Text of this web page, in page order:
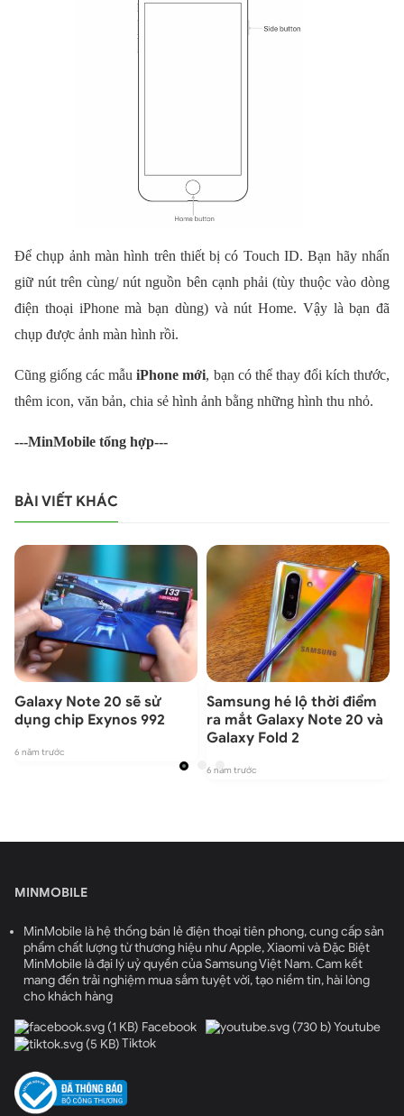
Để chụp ảnh màn hình trên thiết bị có Touch ID. Bạn hãy nhấn
giữ nút trên cùng/ nút nguồn bên cạnh phải (tùy thuộc vào dòng
điện thoại iPhone mà bạn dùng) và nút Home. Vậy là bạn đã
chụp được ảnh màn hình rồi.
Cũng giống các mẫu iPhone mới, bạn có thể thay đổi kích thước,
thêm icon, văn bản, chia sẻ hình ảnh bằng những hình thu nhỏ.
---MinMobile tổng hợp---
BÀI VIẾT KHÁC
Galaxy Note 20 sẽ sử
dụng chip Exynos 992
6 năm trước
Samsung hé lộ thời điểm
ra mắt Galaxy Note 20 và
Galaxy Fold 2
6 năm trước
MINMOBILE
MinMobile là hệ thống bán lẻ điện thoại tiên phong, cung cấp sản
phẩm chất lượng từ thương hiệu như Apple, Xiaomi và Đặc Biệt
MinMobile là đại lý uỷ quyền của Samsung Việt Nam. Cam kết
mang đến trải nghiệm mua sắm tuyệt vời, tạo niềm tin, hài lòng
cho khách hàng
Facebook
Youtube
Tiktok